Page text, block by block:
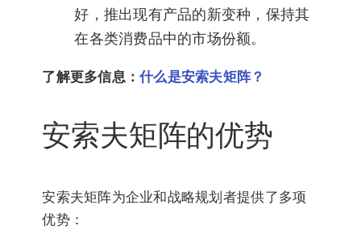
好，推出现有产品的新变种，保持其
在各类消费品中的市场份额。
了解更多信息：什么是安索夫矩阵？
安索夫矩阵的优势
安索夫矩阵为企业和战略规划者提供了多项
优势：